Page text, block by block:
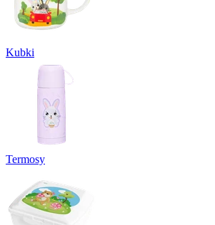
Kubki
Termosy